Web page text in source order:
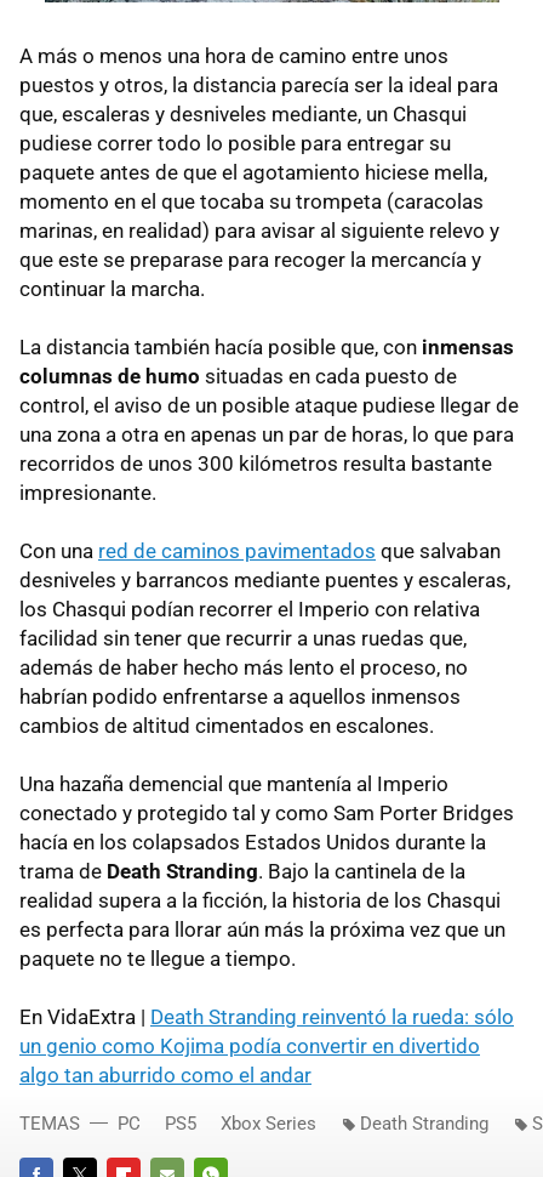
A más o menos una hora de camino entre unos
puestos y otros, la distancia parecía ser la ideal para
que, escaleras y desniveles mediante, un Chasqui
pudiese correr todo lo posible para entregar su
paquete antes de que el agotamiento hiciese mella,
momento en el que tocaba su trompeta (caracolas
marinas, en realidad) para avisar al siguiente relevo y
que este se preparase para recoger la mercancía y
continuar la marcha.
La distancia también hacía posible que, con inmensas
columnas de humo situadas en cada puesto de
control, el aviso de un posible ataque pudiese llegar de
una zona a otra en apenas un par de horas, lo que para
recorridos de unos 300 kilómetros resulta bastante
impresionante.
Con una red de caminos pavimentados que salvaban
desniveles y barrancos mediante puentes y escaleras,
los Chasqui podían recorrer el Imperio con relativa
facilidad sin tener que recurrir a unas ruedas que,
además de haber hecho más lento el proceso, no
habrían podido enfrentarse a aquellos inmensos
cambios de altitud cimentados en escalones.
Una hazaña demencial que mantenía al Imperio
conectado y protegido tal y como Sam Porter Bridges
hacía en los colapsados Estados Unidos durante la
trama de Death Stranding. Bajo la cantinela de la
realidad supera a la ficción, la historia de los Chasqui
es perfecta para llorar aún más la próxima vez que un
paquete no te llegue a tiempo.
En VidaExtra | Death Stranding reinventó la rueda: sólo
un genio como Kojima podía convertir en divertido
algo tan aburrido como el andar
TEMAS PC PS5 Xbox Series Death Stranding